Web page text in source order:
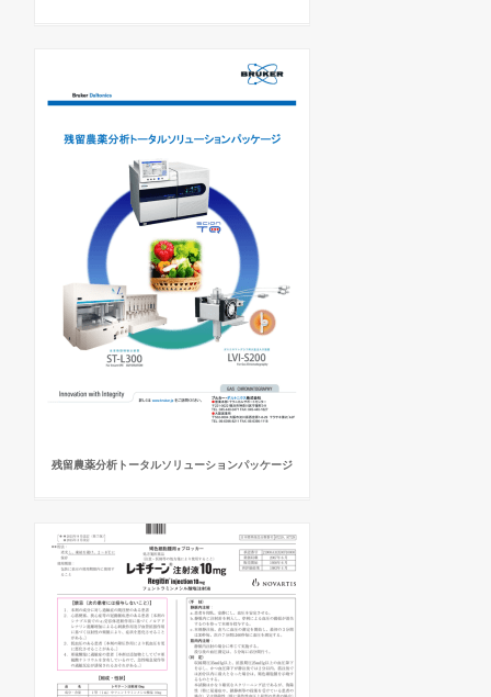
残留農薬分析トータルソリューションパッケージ